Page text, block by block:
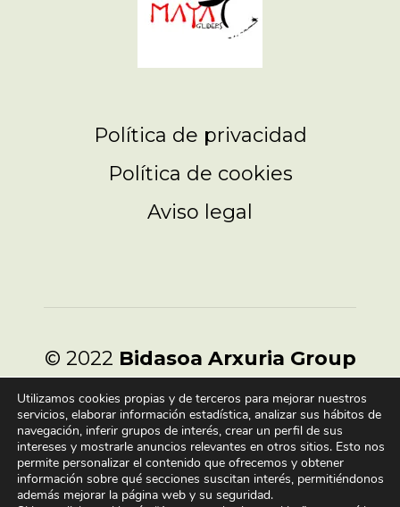
Política de privacidad
Política de cookies
Aviso legal
© 2022 Bidasoa Arxuria Group
- Todos los Derechos
Reservados.
Utilizamos cookies propias y de terceros para mejorar nuestros
servicios, elaborar información estadística, analizar sus hábitos de
navegación, inferir grupos de interés, crear un perfil de sus
intereses y mostrarle anuncios relevantes en otros sitios. Esto nos
permite personalizar el contenido que ofrecemos y obtener
información sobre qué secciones suscitan interés, permitiéndonos
además mejorar la página web y su seguridad.